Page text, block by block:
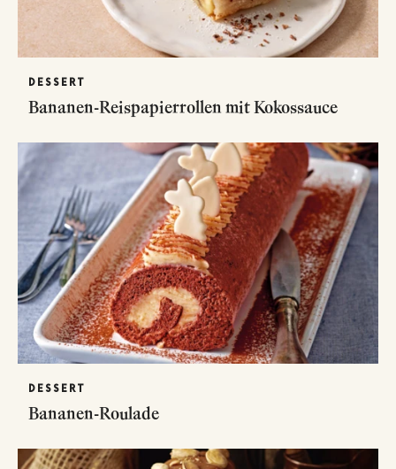
DESSERT
Bananen-Reispapierrollen mit Kokossauce
DESSERT
Bananen-Roulade